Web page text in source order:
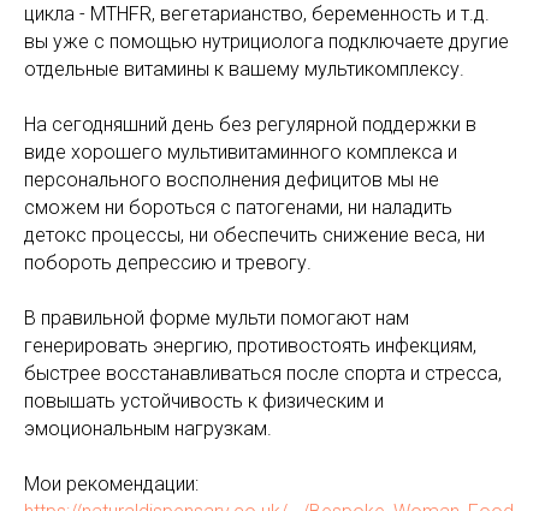
цикла - MTHFR, вегетарианство, беременность и т.д.
вы уже с помощью нутрициолога подключаете другие
отдельные витaмины к вашему мультикомплексу.
На сегодняшний день без регулярной поддержки в
виде хорошего мультивитаминного комплекса и
персонального восполнения дефицитов мы не
сможем ни бороться с патогенами, ни наладить
детокс процессы, ни обеспечить снижение веса, ни
побороть депрессию и тревогу.
В правильной форме мульти помогают нам
генерировать энергию, противостоять инфекциям,
быстрее восстанавливаться после спорта и стресса,
повышать устойчивость к физическим и
эмоциональным нагрузкам.
Мои рекомендации: